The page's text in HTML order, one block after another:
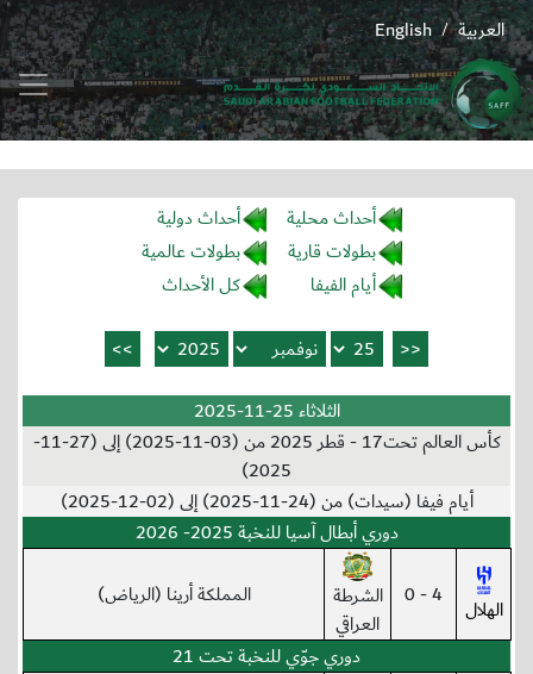
English / العربية
أحداث محلية
أحداث دولية
بطولات قارية
بطولات عالمية
أيام الفيفا
كل الأحداث
الثلاثاء 25-11-2025
كأس العالم تحت17 - قطر 2025 من (03-11-2025) إلى (27-11-
2025)
أيام فيفا (سيدات) من (24-11-2025) إلى (02-12-2025)
دوري أبطال آسيا للنخبة 2025- 2026
الهلال 4 - 0
الشرطة
العراقي
المملكة أرينا (الرياض)
دوري جوّي للنخبة تحت 21